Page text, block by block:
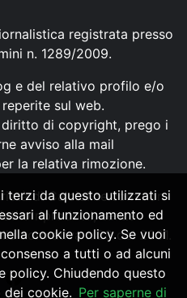
registrata presso
n. 1289/2009.
e del relativo profilo e/o
sul web.
di copyright, prego i
avviso alla mail
la relativa rimozione.
di Calcioline.com non
o riprodotti, senza
normativa n.29 del 2001.
terzi da questo utilizzati si
al funzionamento ed
cookie policy. Se vuoi
a tutti o ad alcuni
policy. Chiudendo questo
dei cookie. Per saperne di